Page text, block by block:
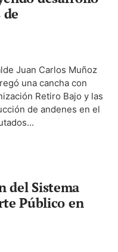
Juan Carlos Muñoz
una cancha con
Retiro Bajo y las
de andenes en el
del Sistema
Público en